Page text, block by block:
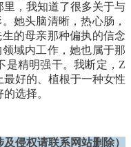
，我知道了很多关于与
她头脑清晰，热心肠，
的母亲那种偏执的信念
域内工作，她也属于那
是精明强干。我断定，Z
好的、植根于一种女性
选择。
及侵权请联系网站删除）